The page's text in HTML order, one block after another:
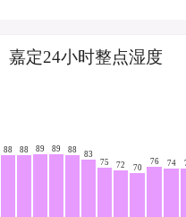
嘉定24小时整点湿度
88 88 89 89 88 83
75 72 70
76 74